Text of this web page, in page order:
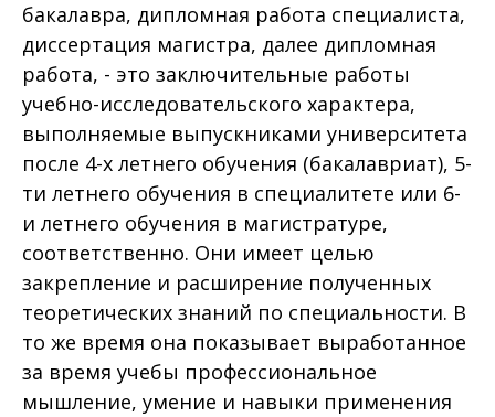
бакалавра, дипломная работа специалиста,
диссертация магистра, далее дипломная
работа, - это заключительные работы
учебно-исследовательского характера,
выполняемые выпускниками университета
после 4-х летнего обучения (бакалавриат), 5-
ти летнего обучения в специалитете или 6-
и летнего обучения в магистратуре,
соответственно. Они имеет целью
закрепление и расширение полученных
теоретических знаний по специальности. В
то же время она показывает выработанное
за время учебы профессиональное
мышление, умение и навыки применения